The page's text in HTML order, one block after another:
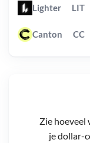
Zie hoeveel
je dollar-
Lighter LIT
Canton CC